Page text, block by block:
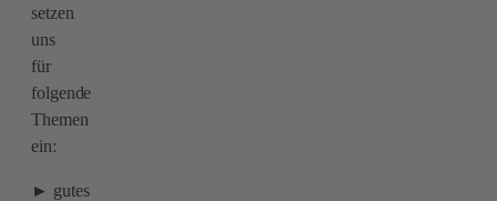
setzen
uns
für
folgende
Themen
ein:
► gutes